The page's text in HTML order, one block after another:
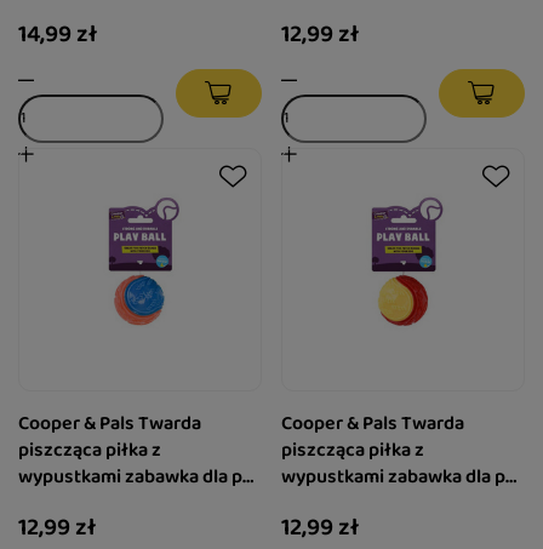
14,99 zł 12,99 zł
Cooper & Pals Twarda
piszcząca piłka z
wypustkami zabawka dla psa
12,99 zł
Cooper & Pals Twarda
piszcząca piłka z
wypustkami zabawka dla psa
12,99 zł